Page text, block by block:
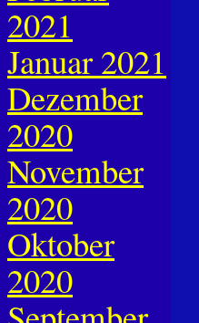
2021
Januar 2021
Dezember
2020
November
2020
Oktober
2020